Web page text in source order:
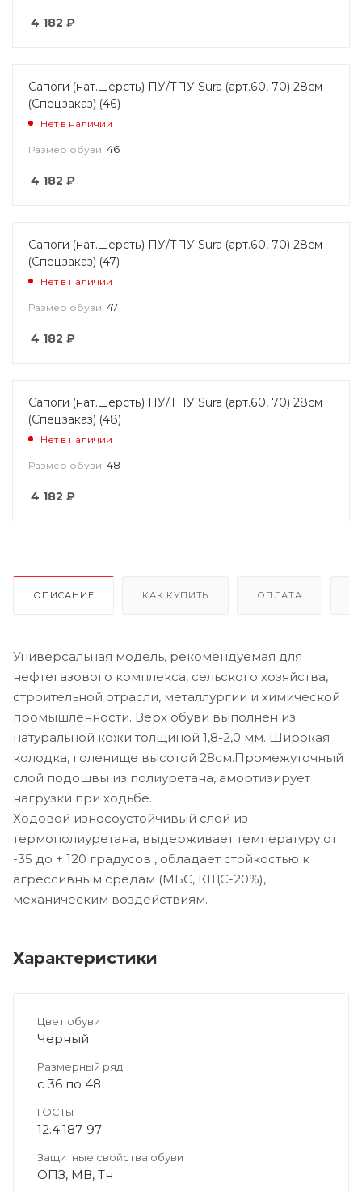
4 182 ₽
Сапоги (нат.шерсть) ПУ/ТПУ Sura (арт.60, 70) 28см
(Спецзаказ) (46)
Нет в наличии
Размер обуви: 46
4 182 ₽
Сапоги (нат.шерсть) ПУ/ТПУ Sura (арт.60, 70) 28см
(Спецзаказ) (47)
Нет в наличии
Размер обуви: 47
4 182 ₽
Сапоги (нат.шерсть) ПУ/ТПУ Sura (арт.60, 70) 28см
(Спецзаказ) (48)
Нет в наличии
Размер обуви: 48
4 182 ₽
ОПИСАНИЕ КАК КУПИТЬ ОПЛАТА
Универсальная модель, рекомендуемая для
нефтегазового комплекса, сельского хозяйства,
строительной отрасли, металлургии и химической
промышленности. Верх обуви выполнен из
натуральной кожи толщиной 1,8-2,0 мм. Широкая
колодка, голенище высотой 28см.Промежуточный
слой подошвы из полиуретана, амортизирует
нагрузки при ходьбе.
Ходовой износоустойчивый слой из
термополиуретана, выдерживает температуру от
-35 до + 120 градусов , обладает стойкостью к
агрессивным средам (МБС, КЩС-20%),
механическим воздействиям.
Характеристики
Цвет обуви
Черный
Размерный ряд
с 36 по 48
ГОСТы
12.4.187-97
Защитные свойства обуви
ОПЗ, МВ, Тн